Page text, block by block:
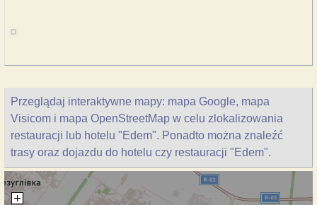
Przeglądaj interaktywne mapy: mapa Google, mapa
Visicom i mapa OpenStreetMap w celu zlokalizowania
restauracji lub hotelu "Edem". Ponadto można znaleźć
trasy oraz dojazdu do hotelu czy restauracji "Edem".